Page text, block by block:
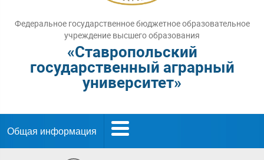
Федеральное государственное бюджетное образовательное
учреждение высшего образования
«Ставропольский
государственный аграрный
университет»
Общая информация